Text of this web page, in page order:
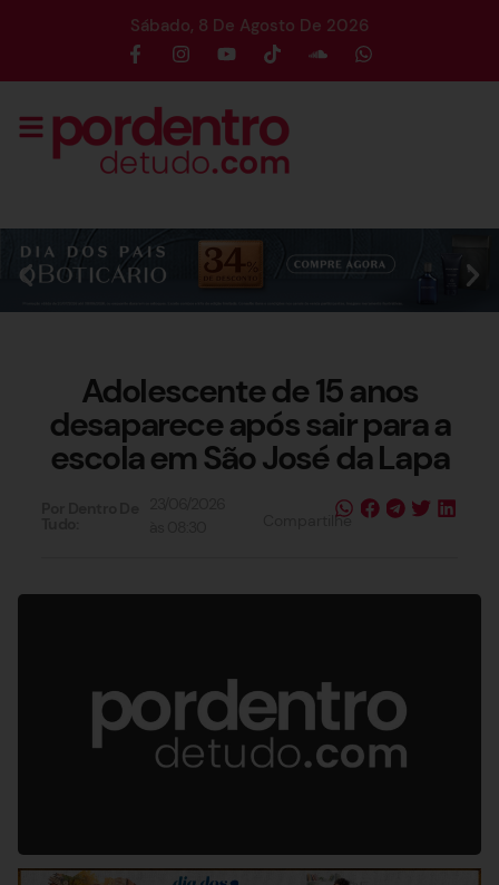
Sábado, 8 De Agosto De 2026
Adolescente de 15 anos
desaparece após sair para a
escola em São José da Lapa
Compartilhe